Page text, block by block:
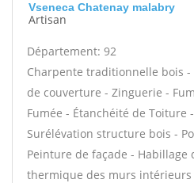
Vseneca Chatenay malabry
Artisan
Département: 92
Charpente traditionnelle bois -
de couverture - Zinguerie -
Fumée - Étanchéité de Toiture
Surélévation structure bois -
Peinture de façade - Habillage
thermique des murs intérieurs